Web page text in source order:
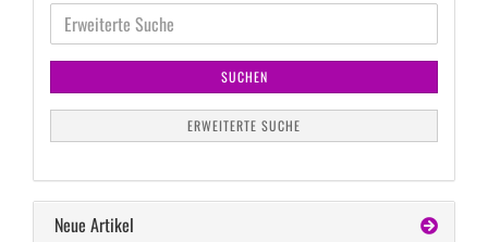
Erweiterte
Suche
SUCHEN
ERWEITERTE SUCHE
Neue Artikel